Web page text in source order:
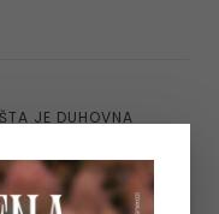
JE DUHOVNA